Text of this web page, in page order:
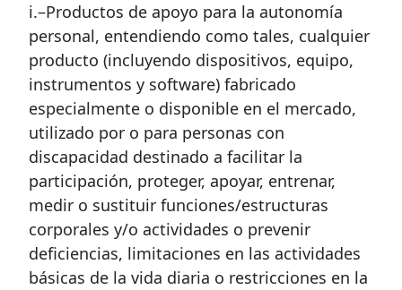
i.–Productos de apoyo para la autonomía
personal, entendiendo como tales, cualquier
producto (incluyendo dispositivos, equipo,
instrumentos y software) fabricado
especialmente o disponible en el mercado,
utilizado por o para personas con
discapacidad destinado a facilitar la
participación, proteger, apoyar, entrenar,
medir o sustituir funciones/estructuras
corporales y/o actividades o prevenir
deficiencias, limitaciones en las actividades
básicas de la vida diaria o restricciones en la